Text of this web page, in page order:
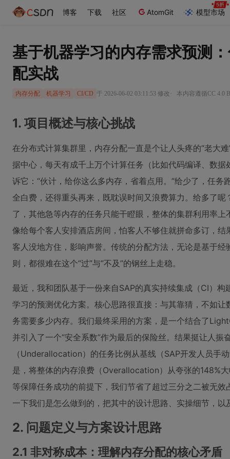
博客 下载 社区 AtomGit 模型市场
基于机器学习的内存需求预测
配实战
内存分配 机器学习 CI/CD 于 2026-06-02 03:11:53 修改 · 本内容遵循CC 4.0
1. 项目概述与核心挑战
在分布式计算集群里，内存分配一直是个让人头疼的“老大
据中心，每天有成千上万个计算任务（比如代码编译、数
诉它：“伙计，给你这么多内存，省着点用。”给少了，任
全白费，还得重头再来，既耽误时间又浪费算力。给多了
了，其他急等内存的任务只能干瞪眼，整体的集群利用率
像给每个客人安排酒店房间，怕客人不够住就拼命多订，
客人没地方住，影响声誉。传统的分配方法，无论是基于
则，都很难在这个“过”与“不及”的钢丝上走稳。
最近，我和团队基于一份来自SAP的真实持续集成（CI）
学习的预测优化方案。核心思路很直接：与其靠猜，不如
务需要多少内存。我们最终采用的方案，是一个结合了
并引入了一个“安全系数”作为最后的保险丝。结果挺让人
（Underallocation）的任务比例从基线（SAP开发人员手
是，将整体的内存浪费（Overallocation）从夸张的148%
等保障任务成功的前提下，我们节省了超过三分之二被无
一下我们是怎么做到的，把其中的设计思路、实操细节，
2. 问题定义与方案设计思路
2.1 非对称成本：理解内存分配的核心矛盾